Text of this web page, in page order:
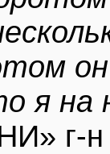
я на
г-